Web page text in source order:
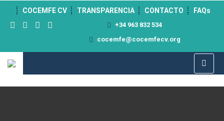
COCEMFE CV TRANSPARENCIA CONTACTO FAQs
+34 963 832 534
cocemfe@cocemfecv.org